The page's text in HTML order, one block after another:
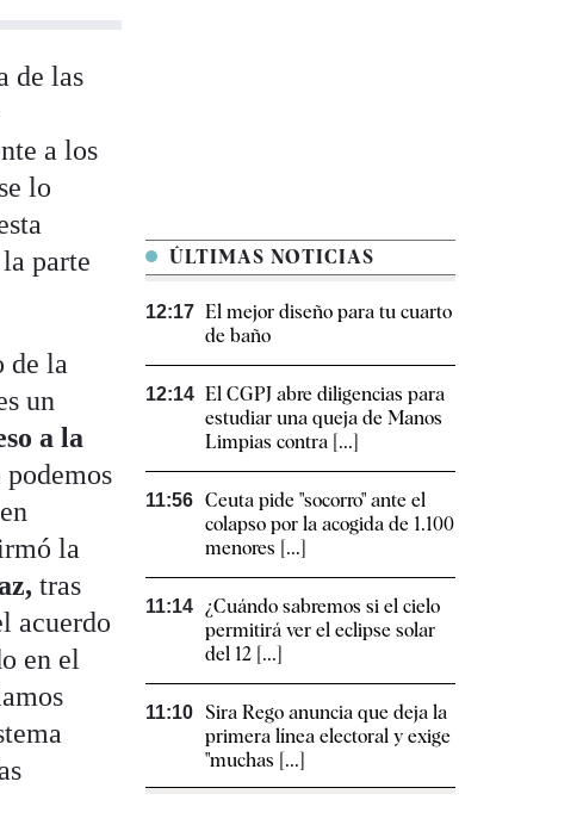
de las
a los
lo
parte
de la
un
a la
podemos
la
tras
acuerdo
en el
ÚLTIMAS NOTICIAS
12:17 El mejor diseño para tu cuarto
de baño
12:14 El CGPJ abre diligencias para
estudiar una queja de Manos
Limpias contra [...]
11:56 Ceuta pide "socorro" ante el
colapso por la acogida de 1.100
menores [...]
11:14
¿Cuándo sabremos si el cielo
permitirá ver el eclipse solar
del 12 [...]
11:10
Sira Rego anuncia que deja la
primera línea electoral y exige
"muchas [...]